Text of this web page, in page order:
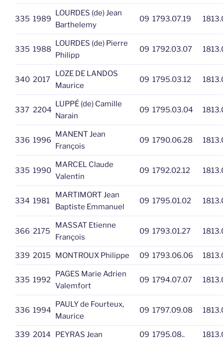
335 1989
LOURDES (de) Jean
Barthelemy
09 1793.07.19
335 1988
LOURDES (de) Pierre
Philipp
09 1792.03.07
340 2017
LOZE DE LANDOS
Maurice
09 1795.03.12
337 2204
LUPPÉ (de) Camille
Narain
09 1795.03.04
336 1996
MANENT Jean
François
09 1790.06.28
335 1990
MARCEL Claude
Valentin
09 1792.02.12
334 1981
MARTIMORT Jean
Baptiste Emmanuel
09 1795.01.02
366 2175
MASSAT Etienne
François
09 1793.01.27
339 2015 MONTROUX Philippe 09 1793.06.06
335 1992
PAGES Marie Adrien
Valemfort
09 1794.07.07
336 1994
PAULY de Fourteux,
Maurice
09 1797.09.08
339 2014 PEYRAS Jean 09 1795.08..